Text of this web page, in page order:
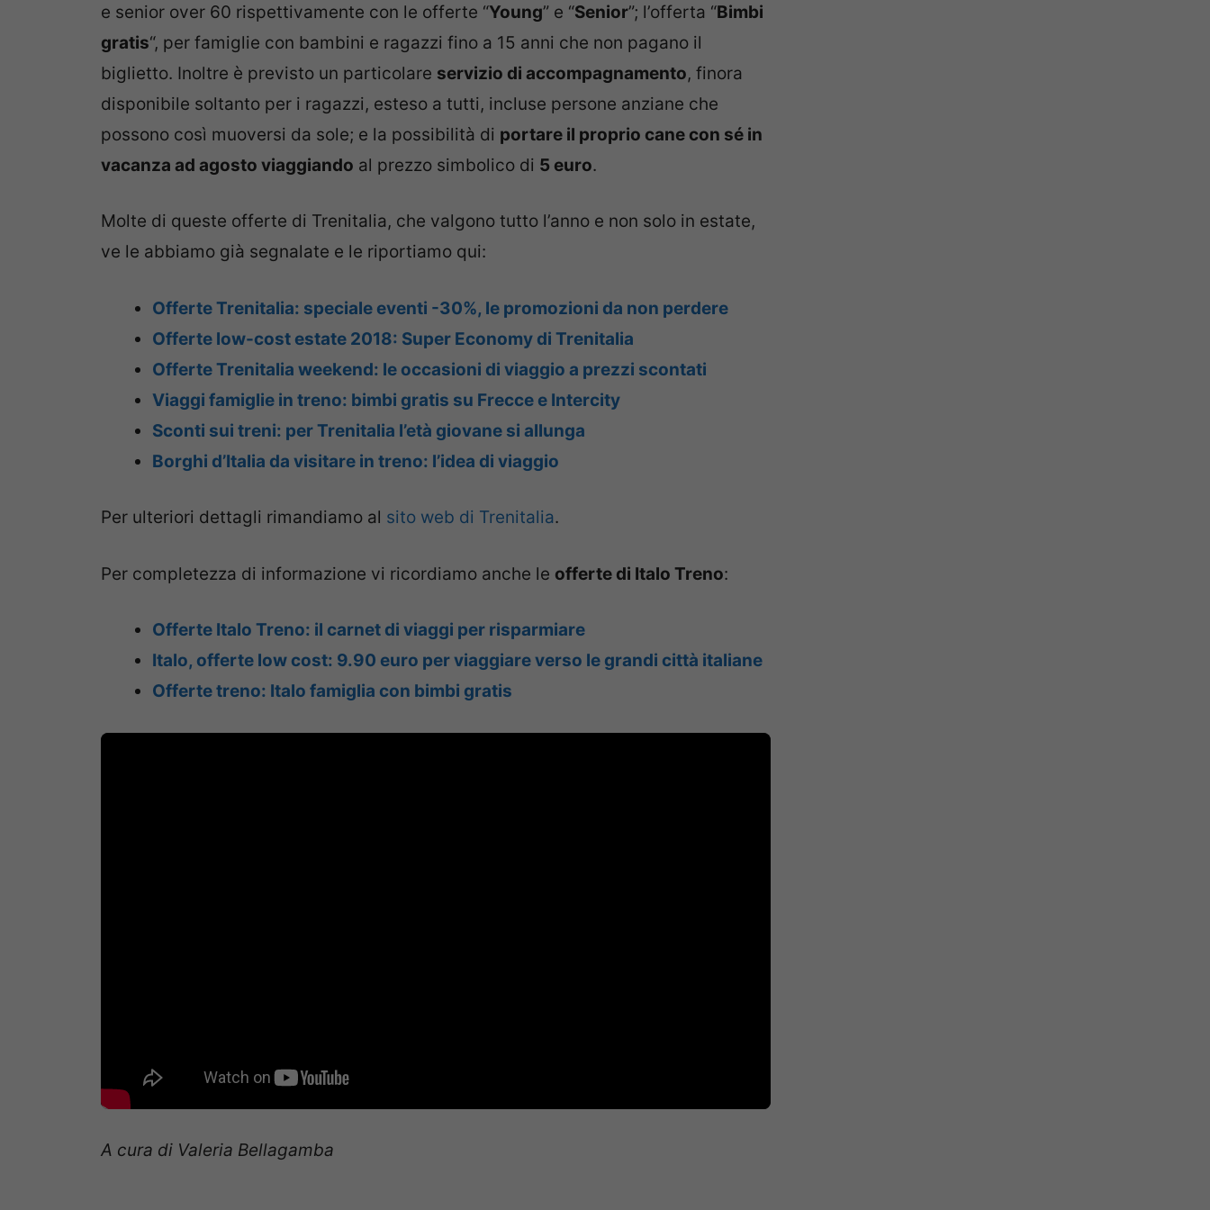
e senior over 60 rispettivamente con le offerte “Young” e “Senior”; l’offerta “Bimbi
gratis“, per famiglie con bambini e ragazzi fino a 15 anni che non pagano il
biglietto. Inoltre è previsto un particolare servizio di accompagnamento, finora
disponibile soltanto per i ragazzi, esteso a tutti, incluse persone anziane che
possono così muoversi da sole; e la possibilità di portare il proprio cane con sé in
vacanza ad agosto viaggiando al prezzo simbolico di 5 euro.
Molte di queste offerte di Trenitalia, che valgono tutto l’anno e non solo in estate,
ve le abbiamo già segnalate e le riportiamo qui:
Offerte Trenitalia: speciale eventi -30%, le promozioni da non perdere
Offerte low-cost estate 2018: Super Economy di Trenitalia
Offerte Trenitalia weekend: le occasioni di viaggio a prezzi scontati
Viaggi famiglie in treno: bimbi gratis su Frecce e Intercity
Sconti sui treni: per Trenitalia l’età giovane si allunga
Borghi d’Italia da visitare in treno: l’idea di viaggio
Per ulteriori dettagli rimandiamo al sito web di Trenitalia.
Per completezza di informazione vi ricordiamo anche le offerte di Italo Treno:
Offerte Italo Treno: il carnet di viaggi per risparmiare
Italo, offerte low cost: 9.90 euro per viaggiare verso le grandi città italiane
Offerte treno: Italo famiglia con bimbi gratis
A cura di Valeria Bellagamba